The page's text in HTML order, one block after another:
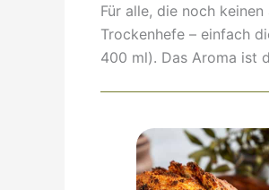
Für alle, die noch
Trockenhefe – einfach
400 ml). Das Aroma ist